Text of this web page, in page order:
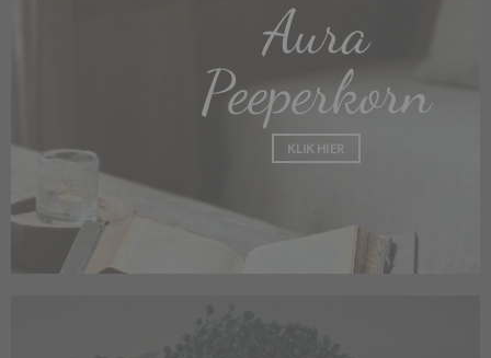
Aura
Peeperkorn
KLIK HIER